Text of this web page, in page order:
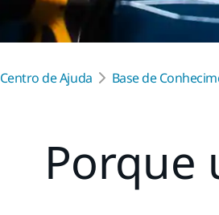
Centro de Ajuda Base de
Porque